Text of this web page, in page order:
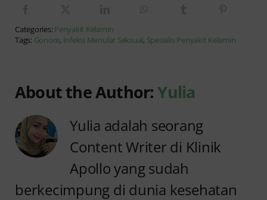
Categories: Penyakit Kelamin
Tags: Gonore, Infeksi Menular Seksual, Spesialis Penyakit Kelamin
About the Author:Yulia
Yulia adalah seorang
Content Writer di Klinik
Apollo yang sudah
berkecimpung di dunia kesehatan